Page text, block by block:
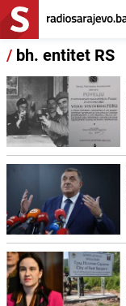
/ bh. entitet RS